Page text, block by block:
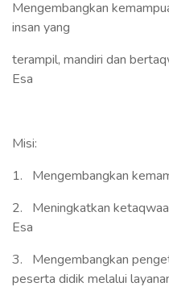
Mengembangkan
insan yang
terampil, mandiri dan
Esa
Misi:
1. Mengembangkan
2. Meningkatkan
Esa
3. Mengembangkan
peserta didik melalui